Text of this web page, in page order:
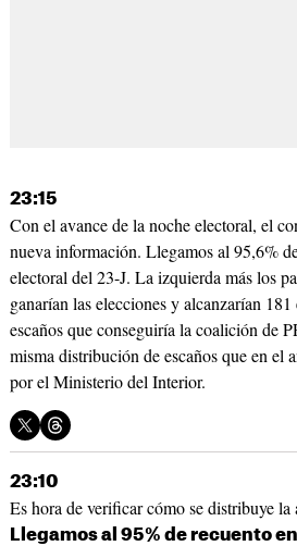
23:15
Con el avance de la noche electoral, el
nueva información. Llegamos al 95,6%
electoral del 23-J. La izquierda más los
ganarían las elecciones y alcanzarían
escaños que conseguiría la coalición de
misma distribución de escaños que en el
por el Ministerio del Interior.
23:10
Es hora de verificar cómo se distribuye la
Llegamos al 95% de recuento